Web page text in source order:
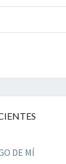
DE MÍ